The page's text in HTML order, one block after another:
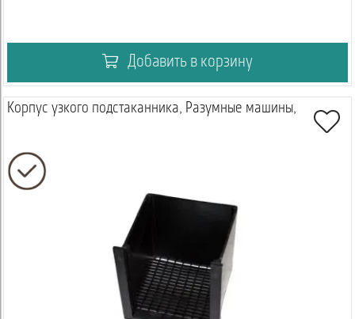
Добавить в корзину
Корпус узкого подстаканника, Разумные машины,